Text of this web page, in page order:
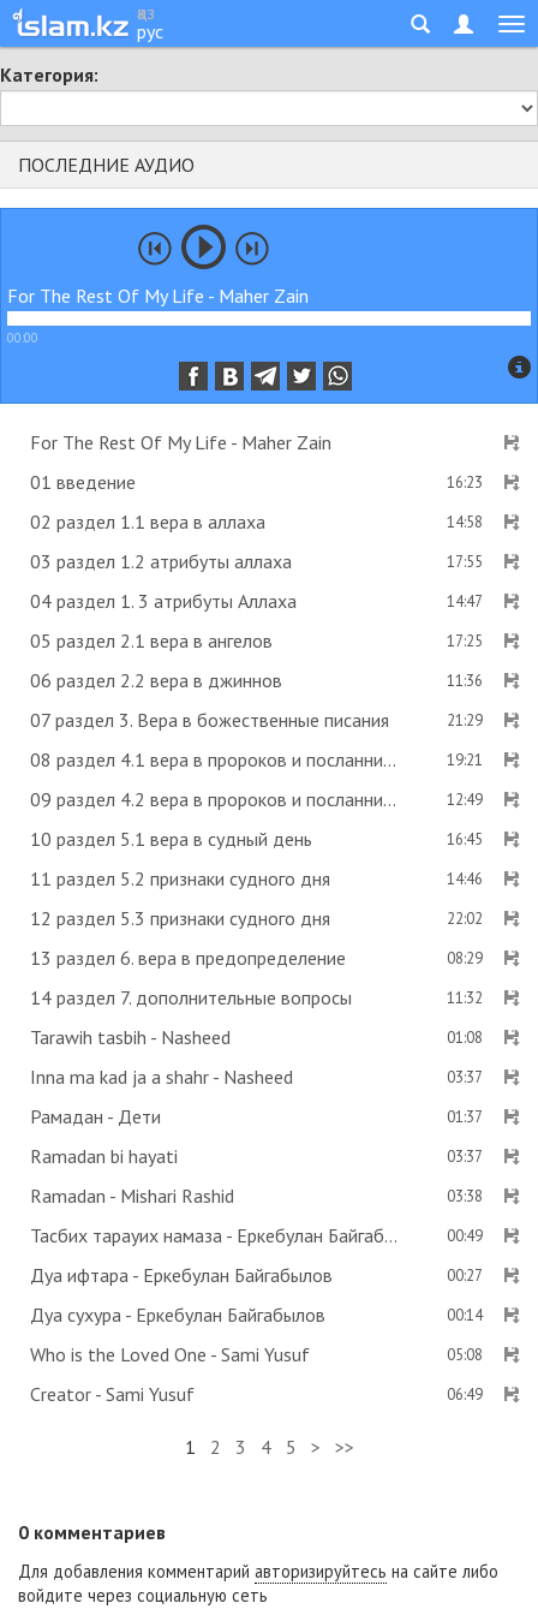
қаз
рус
Категория:
ПОСЛЕДНИЕ АУДИО
For The Rest Of My Life - Maher Zain
00:00
For The Rest Of My Life - Maher Zain
01 введение
16:23
02 раздел 1.1 вера в аллаха 14:58
03 раздел 1.2 атрибуты аллаха 17:55
04 раздел 1. 3 атрибуты Аллаха 14:47
05 раздел 2.1 вера в ангелов 17:25
06 раздел 2.2 вера в джиннов 11:36
07 раздел 3. Вера в божественные писания 21:29
08 раздел 4.1 вера в пророков и посланников 19:21
09 раздел 4.2 вера в пророков и посланников 12:49
10 раздел 5.1 вера в судный день 16:45
11 раздел 5.2 признаки судного дня 14:46
12 раздел 5.3 признаки судного дня 22:02
13 раздел 6. вера в предопределение 08:29
14 раздел 7. дополнительные вопросы 11:32
Tarawih tasbih - Nasheed 01:08
Inna ma kad ja a shahr - Nasheed 03:37
Рамадан - Дети 01:37
Ramadan bi hayati 03:37
Ramadan - Mishari Rashid 03:38
Тасбих тарауих намаза - Еркебулан Байгабылов 00:49
Дуа ифтара - Еркебулан Байгабылов 00:27
Дуа сухура - Еркебулан Байгабылов 00:14
Who is the Loved One - Sami Yusuf 05:08
Creator - Sami Yusuf 06:49
1 2 3 4 5 > >>
0 комментариев
Для добавления комментарий авторизируйтесь на сайте либо
войдите через социальную сеть